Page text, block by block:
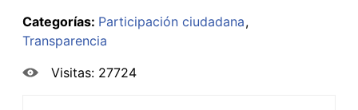
Categorías: Participación ciudadana
Transparencia
Visitas: 27724